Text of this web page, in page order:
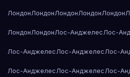
ЛондонЛондонЛондонЛондонЛондон
ЛондонЛондонЛос-АнджелесЛос-
Лос-АнджелесЛос-АнджелесЛос-
Лос-АнджелесЛос-АнджелесЛос-